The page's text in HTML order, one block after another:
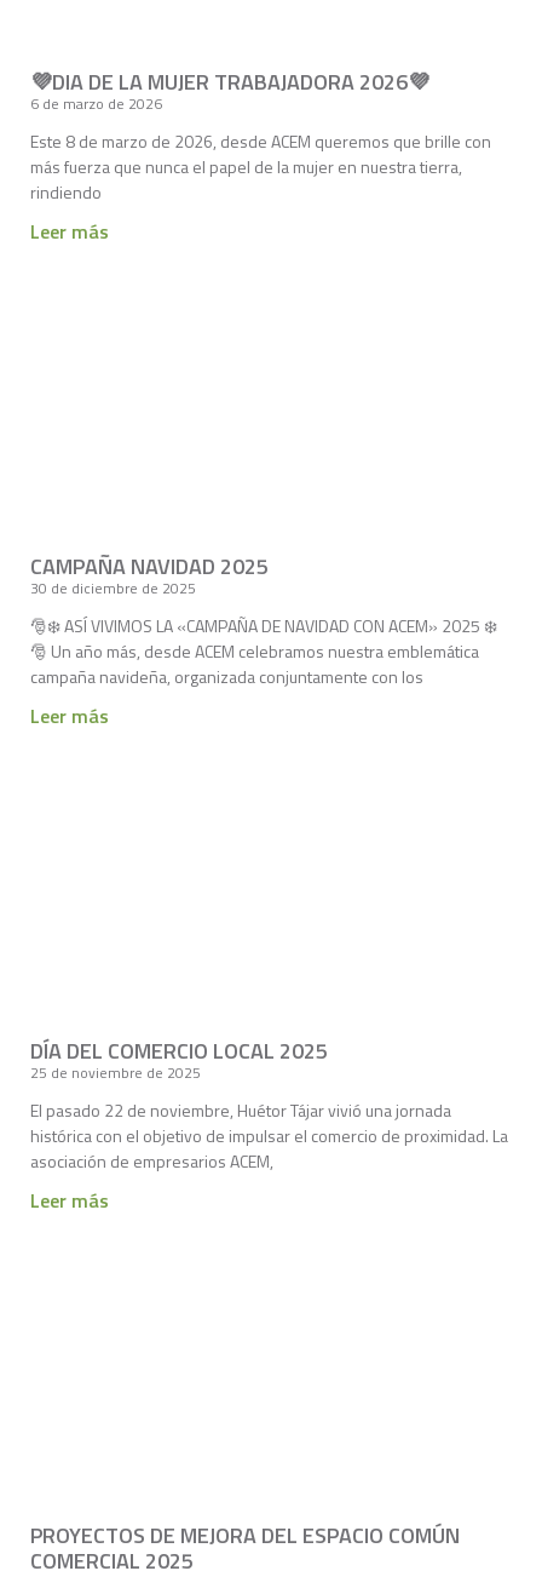
💜DIA DE LA MUJER TRABAJADORA 2026💜
6 de marzo de 2026
Este 8 de marzo de 2026, desde ACEM queremos que brille con
más fuerza que nunca el papel de la mujer en nuestra tierra,
rindiendo
Leer más
CAMPAÑA NAVIDAD 2025
30 de diciembre de 2025
🎅❄️ ASÍ VIVIMOS LA «CAMPAÑA DE NAVIDAD CON ACEM» 2025 ❄️
🎅 Un año más, desde ACEM celebramos nuestra emblemática
campaña navideña, organizada conjuntamente con los
Leer más
DÍA DEL COMERCIO LOCAL 2025
25 de noviembre de 2025
El pasado 22 de noviembre, Huétor Tájar vivió una jornada
histórica con el objetivo de impulsar el comercio de proximidad. La
asociación de empresarios ACEM,
Leer más
PROYECTOS DE MEJORA DEL ESPACIO COMÚN
COMERCIAL 2025